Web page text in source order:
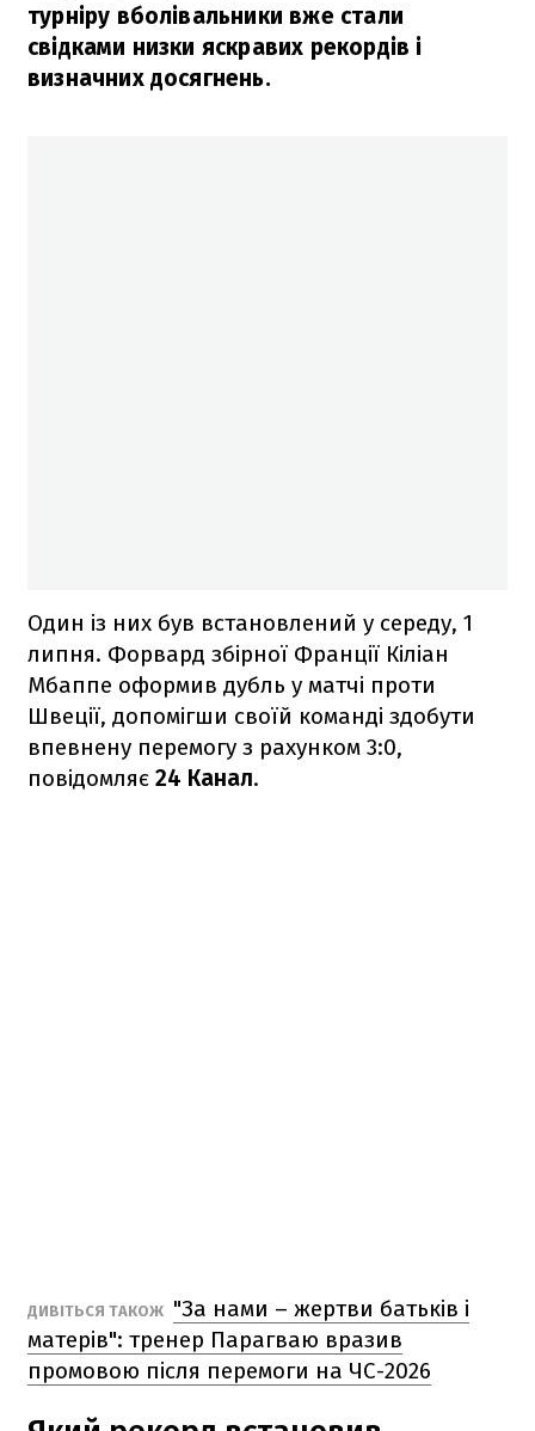
турніру вболівальники вже стали
свідками низки яскравих рекордів і
визначних досягнень.
Один із них був встановлений у середу, 1
липня. Форвард збірної Франції Кіліан
Мбаппе оформив дубль у матчі проти
Швеції, допомігши своїй команді здобути
впевнену перемогу з рахунком 3:0,
повідомляє 24 Канал.
ДИВІТЬСЯ ТАКОЖ "За нами – жертви батьків і
матерів": тренер Парагваю вразив
промовою після перемоги на ЧС-2026